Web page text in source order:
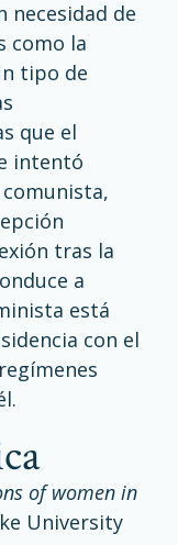
necesidad de
como la
tipo de
que el
intentó
tras la
a
está
con el
of women in
University